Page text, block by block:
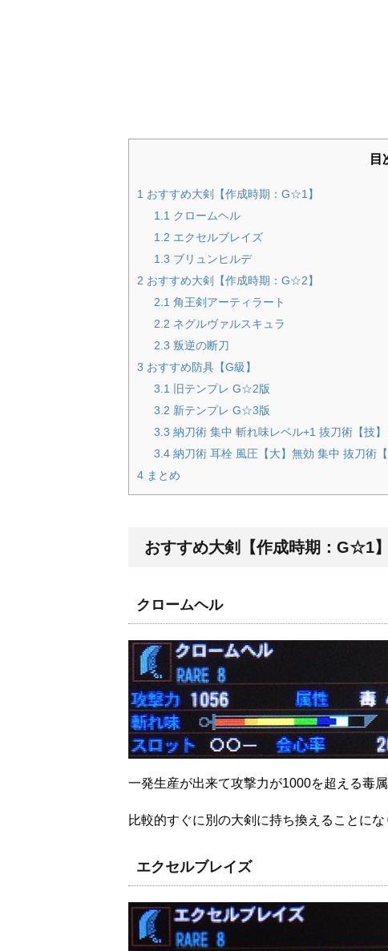
目
1 おすすめ大剣【作成時期：G☆1】
1.1 クロームヘル
1.2 エクセルブレイズ
1.3 ブリュンヒルデ
2 おすすめ大剣【作成時期：G☆2】
2.1 角王剣アーティラート
2.2 ネグルヴァルスキュラ
2.3 叛逆の断刀
3 おすすめ防具【G級】
3.1 旧テンプレ G☆2版
3.2 新テンプレ G☆3版
3.3 納刀術 集中 斬れ味レベル+1 抜刀術【技
3.4 納刀術 耳栓 風圧【大】無効 集中 抜刀術【
4 まとめ
おすすめ大剣【作成時期：G☆1】
クロームヘル
一発生産が出来て攻撃力が1000を超える毒
比較的すぐに別の大剣に持ち換えることにな
エクセルブレイズ